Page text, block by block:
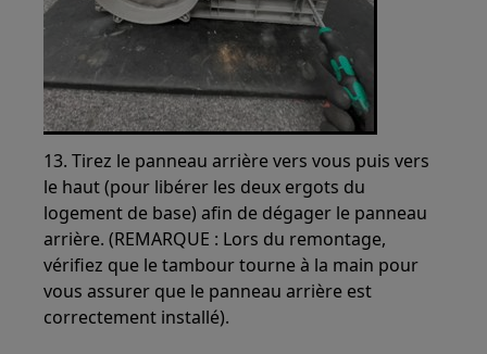
13. Tirez le panneau arrière vers vous puis vers
le haut (pour libérer les deux ergots du
logement de base) afin de dégager le panneau
arrière. (REMARQUE : Lors du remontage,
vérifiez que le tambour tourne à la main pour
vous assurer que le panneau arrière est
correctement installé).